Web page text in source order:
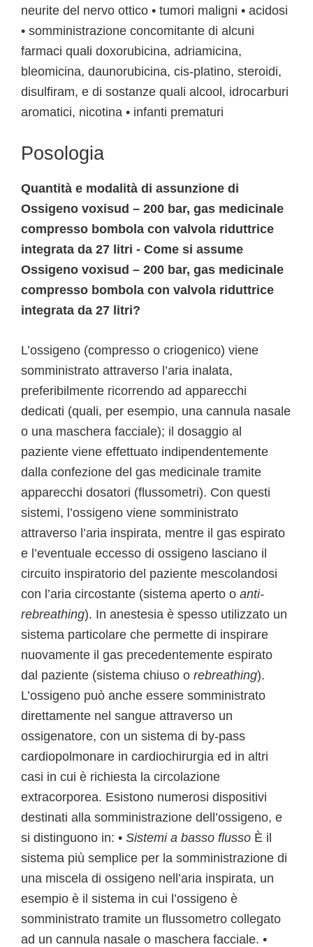
neurite del nervo ottico • tumori maligni • acidosi
• somministrazione concomitante di alcuni
farmaci quali doxorubicina, adriamicina,
bleomicina, daunorubicina, cis-platino, steroidi,
disulfiram, e di sostanze quali alcool, idrocarburi
aromatici, nicotina • infanti prematuri
Posologia
Quantità e modalità di assunzione di
Ossigeno voxisud – 200 bar, gas medicinale
compresso bombola con valvola riduttrice
integrata da 27 litri - Come si assume
Ossigeno voxisud – 200 bar, gas medicinale
compresso bombola con valvola riduttrice
integrata da 27 litri?
L’ossigeno (compresso o criogenico) viene
somministrato attraverso l’aria inalata,
preferibilmente ricorrendo ad apparecchi
dedicati (quali, per esempio, una cannula nasale
o una maschera facciale); il dosaggio al
paziente viene effettuato indipendentemente
dalla confezione del gas medicinale tramite
apparecchi dosatori (flussometri). Con questi
sistemi, l’ossigeno viene somministrato
attraverso l’aria inspirata, mentre il gas espirato
e l’eventuale eccesso di ossigeno lasciano il
circuito inspiratorio del paziente mescolandosi
con l’aria circostante (sistema aperto o anti-
rebreathing). In anestesia è spesso utilizzato un
sistema particolare che permette di inspirare
nuovamente il gas precedentemente espirato
dal paziente (sistema chiuso o rebreathing).
L’ossigeno può anche essere somministrato
direttamente nel sangue attraverso un
ossigenatore, con un sistema di by-pass
cardiopolmonare in cardiochirurgia ed in altri
casi in cui è richiesta la circolazione
extracorporea. Esistono numerosi dispositivi
destinati alla somministrazione dell’ossigeno, e
si distinguono in: • Sistemi a basso flusso È il
sistema più semplice per la somministrazione di
una miscela di ossigeno nell’aria inspirata, un
esempio è il sistema in cui l’ossigeno è
somministrato tramite un flussometro collegato
ad un cannula nasale o maschera facciale. •